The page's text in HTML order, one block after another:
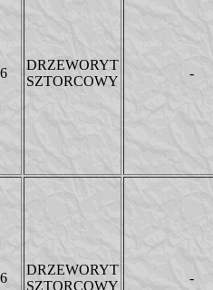
DRZEWORYT
SZTORCOWY
-
DRZEWORYT
SZTORCOWY
-